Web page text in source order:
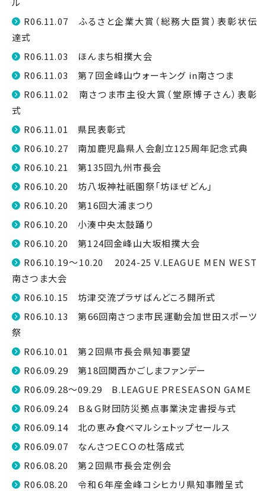
R06.11.07 ふるさと企業大賞（総務大臣賞）表彰状伝
達式
R06.11.03 ほんまち相撲大会
R06.11.03 第７回金峰山ウォーキング in南さつま
R06.11.02 南さつま市主役大賞（堂原博子さん）表彰
式
R06.11.01 県民表彰式
R06.10.27 南加鹿児島県人会創立125周年記念式典
R06.10.21 第135回九州市長会
R06.10.20 坊八坂神社祇園祭「坊ほぜどん」
R06.10.20 第16回大浦まつり
R06.10.20 小湊中央太鼓踊り
R06.10.20 第124回金峰山大坂相撲大会
R06.10.19～10.20 2024-25 V.LEAGUE MEN WEST
南さつま大会
R06.10.15 坊津交流プラザばんどころ開所式
R06.10.13 第66回南さつま市民運動会加世田スポーツ
祭
R06.10.01 第２回県市長会県知事要望
R06.09.29 第18回関西かごしまファンデー
R06.09.28～09.29 B.LEAGUE PRESEASON GAME
R06.09.24 Ｂ＆Ｇ財団防災拠点事業決定書授与式
R06.09.14 北の恵み食べマルシェトップセールス
R06.09.07 なんさつＥＣＯの杜落成式
R06.08.20 第２回県市長会定例会
R06.08.20 令和６年産金峰コシヒカリ県知事贈呈式